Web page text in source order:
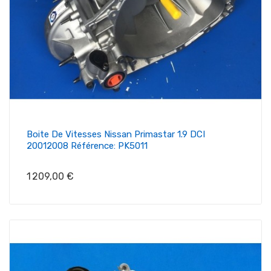
Boite De Vitesses Nissan Primastar 1.9 DCI
20012008 Référence: PK5011
Prix
1 209,00 €